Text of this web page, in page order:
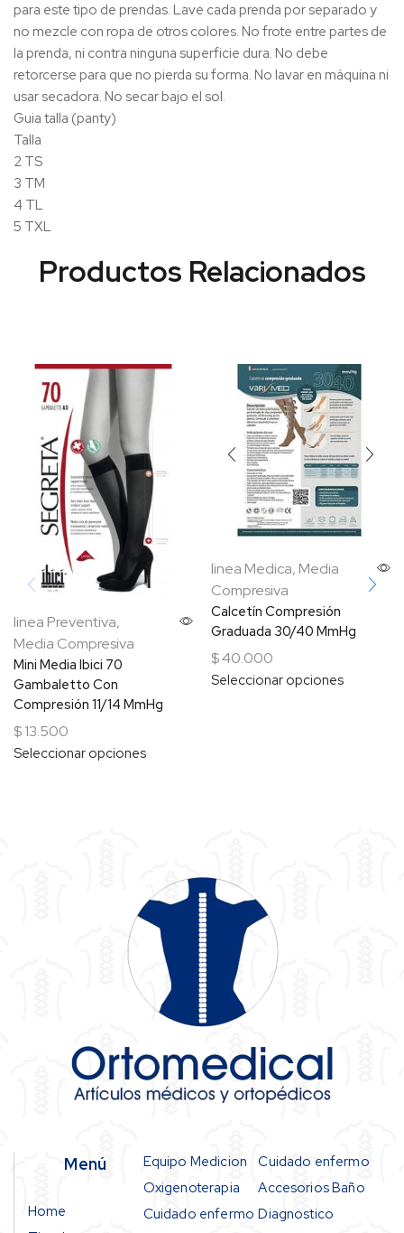
para este tipo de prendas. Lave cada prenda por separado y
no mezcle con ropa de otros colores. No frote entre partes de
la prenda, ni contra ninguna superficie dura. No debe
retorcerse para que no pierda su forma. No lavar en máquina ni
usar secadora. No secar bajo el sol.
Guia talla (panty)
Talla
2 TS
3 TM
4 TL
5 TXL
linea Preventiva,
Media Compresiva
Mini Media Ibici 70
Gambaletto Con
Compresión 11/14 MmHg
$13.500
Seleccionar opciones
linea Medica, Media
Compresiva
Calcetín Compresión
Graduada 30/40 MmHg
$40.000
Seleccionar opciones
Menú
Home
Equipo Medicion
Oxigenoterapia
Cuidado enfermo
Cuidado enfermo
Accesorios Baño
Diagnostico